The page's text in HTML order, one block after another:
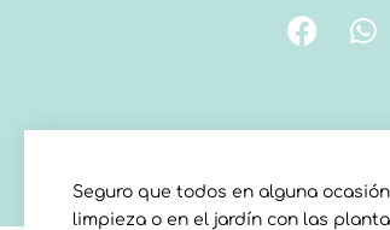
Seguro que todos en alguna
limpieza o en el jardín con las